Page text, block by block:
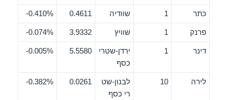
כתר 1 שוודיה 0.4611
0.410%-
פרנק 1 שוויץ 3.9332
0.074%-
דינר 1
ירדן-שטרי
כסף
5.5580
0.005%-
לירה 10
לבנון-שט
רי כסף
0.0261
0.382%-